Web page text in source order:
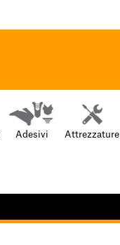
Adesivi Attrezzature